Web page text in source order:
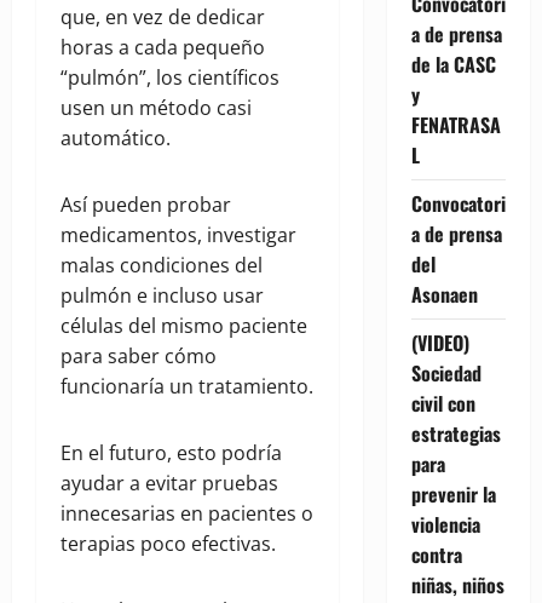
que, en vez de dedicar
horas a cada pequeño
“pulmón”, los científicos
usen un método casi
automático.
Así pueden probar
medicamentos, investigar
malas condiciones del
pulmón e incluso usar
células del mismo paciente
para saber cómo
funcionaría un tratamiento.
En el futuro, esto podría
ayudar a evitar pruebas
innecesarias en pacientes o
terapias poco efectivas.
a de prensa
de la CASC
y
FENATRASA
L
Convocatori
a de prensa
del
Asonaen
(VIDEO)
Sociedad
civil con
estrategias
para
prevenir la
violencia
contra
niñas, niños